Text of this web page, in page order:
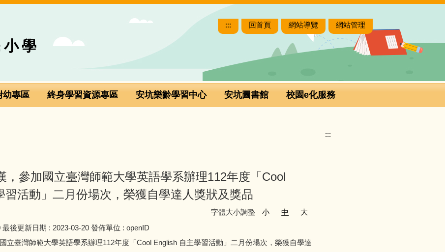
學
::: 回首頁 網站導覽 網站管理
幼專區 終身學習資源專區 安坑樂齡學習中心 安坑圖書館 校園e化服務
，參加國立臺灣師範大學英語學系辦理112年度「Cool
習活動」二月份場次，榮獲自學達人獎狀及獎品
字體大小調整 小 中
大
最後更新日期 : 2023-03-20 發佈單位 : openID
立臺灣師範大學英語學系辦理112年度「Cool English 自主學習活動」二月份場次，榮獲自學達
:::